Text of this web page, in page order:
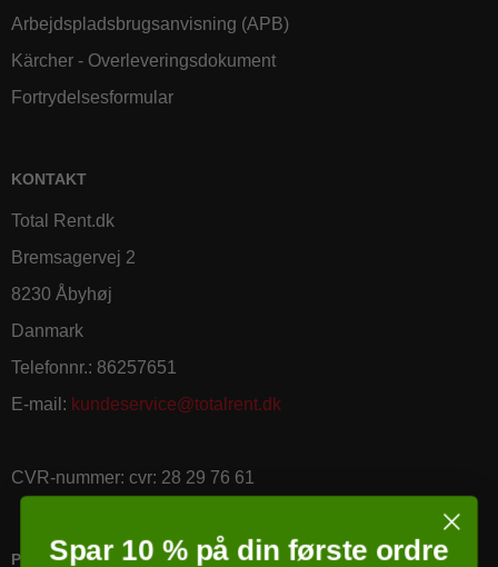
Arbejdspladsbrugsanvisning (APB)
Kärcher - Overleveringsdokument
Fortrydelsesformular
KONTAKT
Total Rent.dk
Bremsagervej 2
8230 Åbyhøj
Danmark
Telefonnr.: 86257651
E-mail : kundeservice@totalrent.dk
CVR-nummer: cvr: 28 29 76 61
PRICERUNNER KØBSGARANTI
Spar 10 % på din første ordre